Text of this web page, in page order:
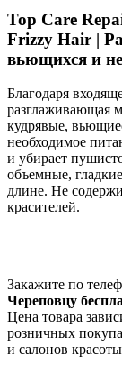
Тор Care
Frizzy Hair |
вьющихся и
Благодаря
разглаживающая
кудрявые,
необходимое
и убирает
объемные,
длине. Не
красителей.
Закажите по
Череповцу
Цена товара
розничных
и салонов